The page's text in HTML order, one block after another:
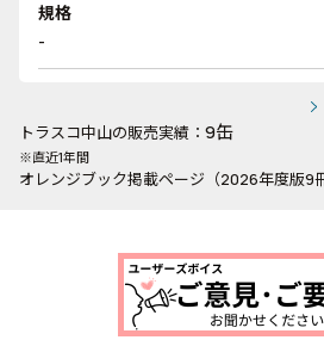
規格
-
トラスコ中山の販売実績： 9缶
※直近1年間
オレンジブック掲載ページ（2026年度版9